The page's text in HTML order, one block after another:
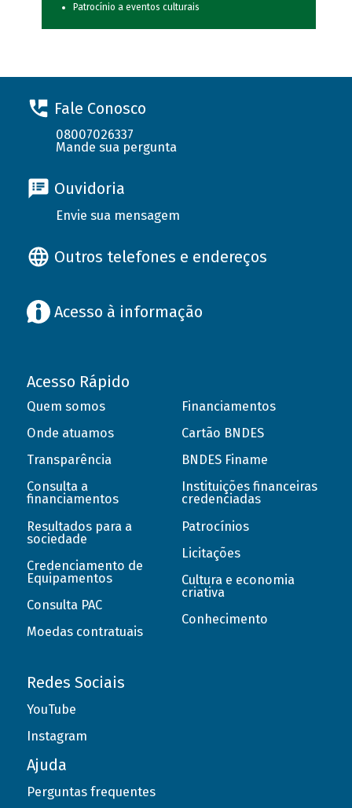
Patrocínio a eventos culturais
Fale Conosco
08007026337
Mande sua pergunta
Ouvidoria
Envie sua mensagem
Outros telefones e endereços
Acesso à informação
Acesso Rápido
Quem somos
Onde atuamos
Transparência
Consulta a
financiamentos
Resultados para a
sociedade
Credenciamento de
Equipamentos
Consulta PAC
Moedas contratuais
Financiamentos
Cartão BNDES
BNDES Finame
Instituições financeiras
credenciadas
Patrocínios
Licitações
Cultura e economia
criativa
Conhecimento
Redes Sociais
YouTube
Instagram
Ajuda
Perguntas frequentes